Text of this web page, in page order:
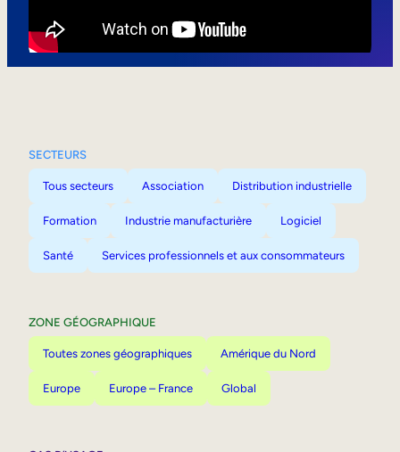
SECTEURS
Tous secteurs Association Distribution industrielle
Formation Industrie manufacturière Logiciel
Santé Services professionnels et aux consommateurs
ZONE GÉOGRAPHIQUE
Toutes zones géographiques Amérique du Nord
Europe Europe – France Global